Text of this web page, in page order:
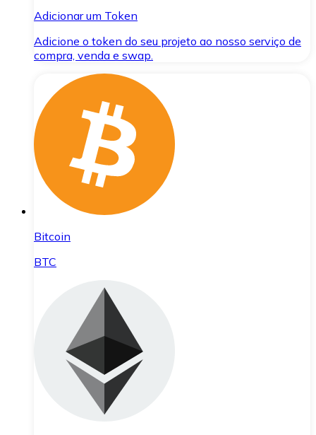
Adicionar um Token
Adicione o token do seu projeto ao nosso serviço de
compra, venda e swap.
Bitcoin
BTC